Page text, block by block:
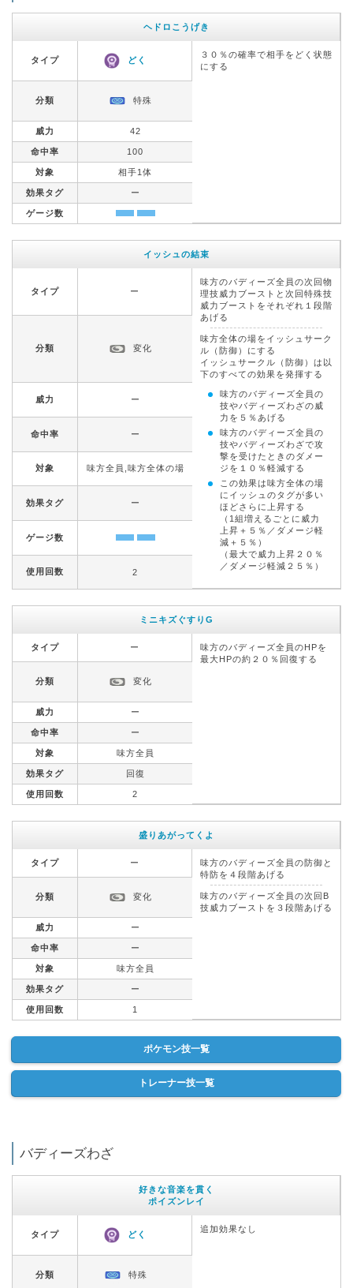
ヘドロこうげき
タイプ どく
３０％の確率で相手をどく状態
にする
分類 特殊
威力 42
命中率 100
対象 相手1体
効果タグ ー
ゲージ数
イッシュの結束
タイプ ー
味方のバディーズ全員の次回物
理技威力ブーストと次回特殊技
威力ブーストをそれぞれ１段階
あげる
味方全体の場をイッシュサーク
ル（防御）にする
イッシュサークル（防御）は以
下のすべての効果を発揮する
味方のバディーズ全員の
技やバディーズわざの威
力を５％あげる
味方のバディーズ全員の
技やバディーズわざで攻
撃を受けたときのダメー
ジを１０％軽減する
この効果は味方全体の場
にイッシュのタグが多い
ほどさらに上昇する
（1組増えるごとに威力
上昇＋５％／ダメージ軽
減＋５％）
（最大で威力上昇２０％
／ダメージ軽減２５％）
分類 変化
威力 ー
命中率 ー
対象 味方全員,味方全体の場
効果タグ ー
ゲージ数
使用回数 2
ミニキズぐすりG
タイプ ー
味方のバディーズ全員のHPを
最大HPの約２０％回復する
分類 変化
威力 ー
命中率 ー
対象 味方全員
効果タグ 回復
使用回数 2
盛りあがってくよ
タイプ ー
味方のバディーズ全員の防御と
特防を４段階あげる
味方のバディーズ全員の次回B
技威力ブーストを３段階あげる
分類 変化
威力 ー
命中率 ー
対象 味方全員
効果タグ ー
使用回数 1
ポケモン技一覧
トレーナー技一覧
バディーズわざ
好きな音楽を貫く
ポイズンレイ
タイプ どく
追加効果なし
分類 特殊